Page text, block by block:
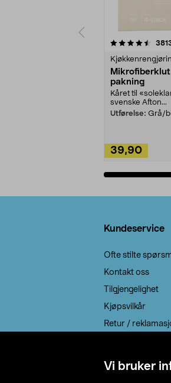
Vi bruker
pakning
Kåret til
svenske Afton...
Utførelse: Grå/
39,90
4.5av
Kundeservice
Ofte stilte
Kontakt oss
Tilgjengelighet
Kjøpsvilkår
Retur /